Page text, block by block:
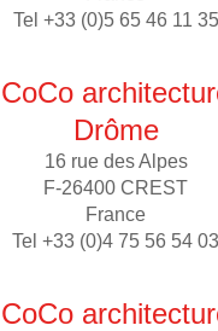
Tel +33 (0)5 65 46 11 35
CoCo
Drôme
16 rue des Alpes
F-26400 CREST
France
Tel +33 (0)4 75 56 54 03
CoCo